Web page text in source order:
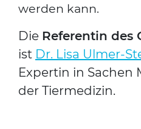
wer­den kann.
Die Refe­ren­tin des
ist Dr. Lisa Ulmer-
Exper­tin in Sachen
der Tier­me­di­zin.